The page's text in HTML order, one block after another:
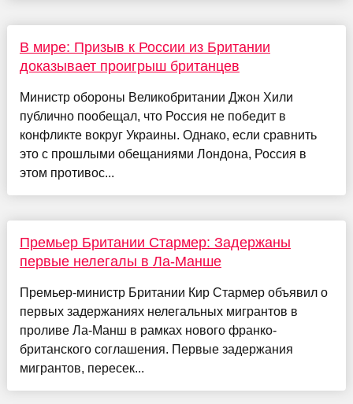
В мире: Призыв к России из Британии
доказывает проигрыш британцев
Министр обороны Великобритании Джон Хили
публично пообещал, что Россия не победит в
конфликте вокруг Украины. Однако, если сравнить
это с прошлыми обещаниями Лондона, Россия в
этом противос...
Премьер Британии Стармер: Задержаны
первые нелегалы в Ла-Манше
Премьер-министр Британии Кир Стармер объявил о
первых задержаниях нелегальных мигрантов в
проливе Ла-Манш в рамках нового франко-
британского соглашения. Первые задержания
мигрантов, пересек...